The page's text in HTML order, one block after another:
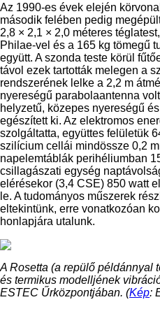
Az 1990-es évek elején
második felében pedig
2,8 × 2,1 × 2,0 méteres
Philae-vel és a 165 kg tömegű
együtt. A szonda teste körül
távol ezek tartották melegen a
rendszerének lelke a 2,2 m
nyereségű parabolaantenna
helyzetű, közepes nyereségű
egészített ki. Az elektromos
szolgáltatta, együttes felületük
szilícium cellái mindössze 0,2
napelemtáblák perihéliumban
csillagászati egység
elérésekor (3,4 CSE) 850 watt
le. A tudományos műszerek
eltekintünk, erre vonatkozóan
honlapjára utalunk.
A Rosetta (a repülő példánnyal
és termikus modelljének
ESTEC Űrközpontjában. (Kép: